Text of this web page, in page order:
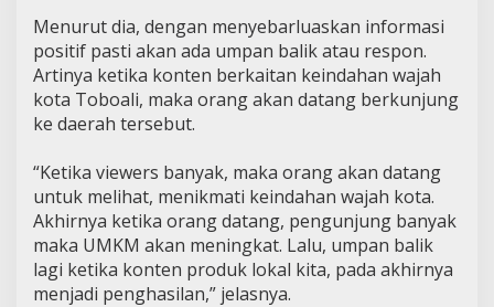
Menurut dia, dengan menyebarluaskan informasi
positif pasti akan ada umpan balik atau respon.
Artinya ketika konten berkaitan keindahan wajah
kota Toboali, maka orang akan datang berkunjung
ke daerah tersebut.
“Ketika viewers banyak, maka orang akan datang
untuk melihat, menikmati keindahan wajah kota.
Akhirnya ketika orang datang, pengunjung banyak
maka UMKM akan meningkat. Lalu, umpan balik
lagi ketika konten produk lokal kita, pada akhirnya
menjadi penghasilan,” jelasnya.